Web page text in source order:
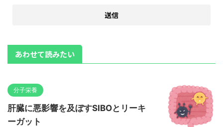
あわせて読みたい
分子栄養
肝臓に悪影響を及ぼすSIBOとリーキ
ーガット